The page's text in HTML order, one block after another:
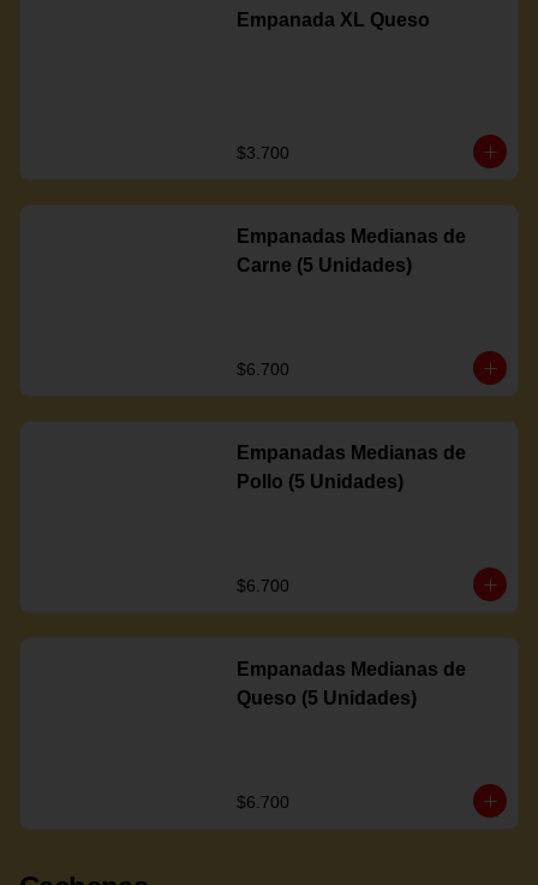
Empanada XL Queso
$3.700
Empanadas Medianas de
Carne (5 Unidades)
$6.700
Empanadas Medianas de
Pollo (5 Unidades)
$6.700
Empanadas Medianas de
Queso (5 Unidades)
$6.700